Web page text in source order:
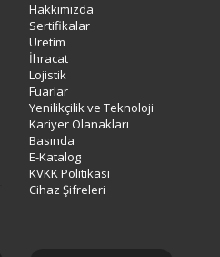
Hakkımızda
Sertifikalar
Üretim
İhracat
Lojistik
Fuarlar
Yenilikçilik ve Teknoloji
Kariyer Olanakları
Basında
E-Katalog
KVKK Politikası
Cihaz Şifreleri